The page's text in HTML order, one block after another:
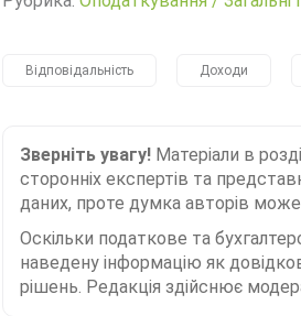
Відповідальність Доходи
Зверніть увагу! Матеріали в
сторонніх експертів та
даних, проте думка авторів може
Оскільки податкове та
наведену інформацію як
рішень. Редакція здійснює